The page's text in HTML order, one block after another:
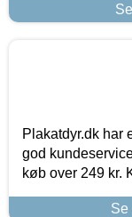
Plakatdyr.dk har
god
køb over 249 kr.
Se